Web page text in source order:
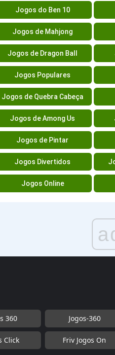
Jogos do Ben 10
Jogos de Mahjong
Jogos de Dragon Ball
Jogos Populares
Jogos de Quebra Cabeça
Jogos de Among Us
Jogos de Pintar
Jogos Divertidos
Jogos Online
360 Jogos-360
Click Friv Jogos On